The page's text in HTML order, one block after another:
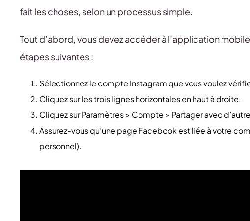
fait les choses, selon un processus simple.
Tout d’abord, vous devez accéder à l’application
étapes suivantes :
Sélectionnez le compte Instagram que vous voulez
Cliquez sur les trois lignes horizontales en haut à droite.
Cliquez sur Paramètres > Compte > Partager avec
Assurez-vous qu’une page Facebook est liée à votre
personnel).